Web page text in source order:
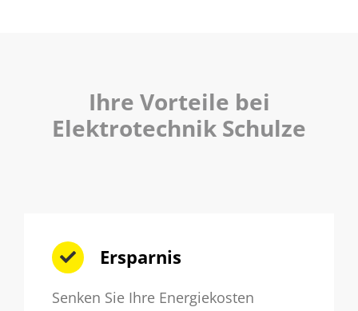
Ihre Vorteile bei
Elektrotechnik Schulze
Ersparnis
Senken Sie Ihre Energiekosten